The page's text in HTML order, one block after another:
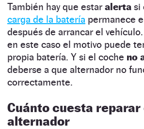
También hay que estar alerta si
carga de la batería permanece
después de arrancar el
en este caso el motivo puede
propia batería. Y si el coche no
deberse a que alternador no
correctamente.
Cuánto cuesta reparar
alternador